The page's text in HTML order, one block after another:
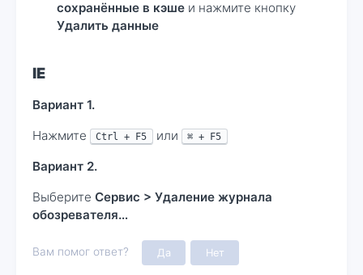
сохранённые в кэше и нажмите кнопку
Удалить данные
IE
Вариант 1.
Нажмите
Ctrl + F5 или ⌘ + F5
Вариант 2.
Выберите Сервис > Удаление журнала
обозревателя…
Вам помог ответ? Да Нет